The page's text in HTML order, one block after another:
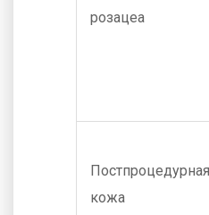
розацеа
Постпроцедурная
кожа